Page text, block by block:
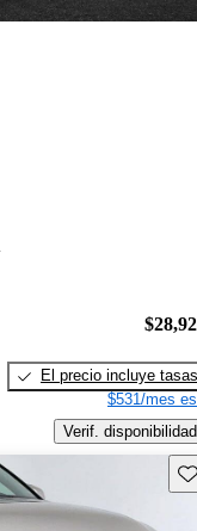
El precio incluye tasas
$531/mes
Verif. disponibilidad